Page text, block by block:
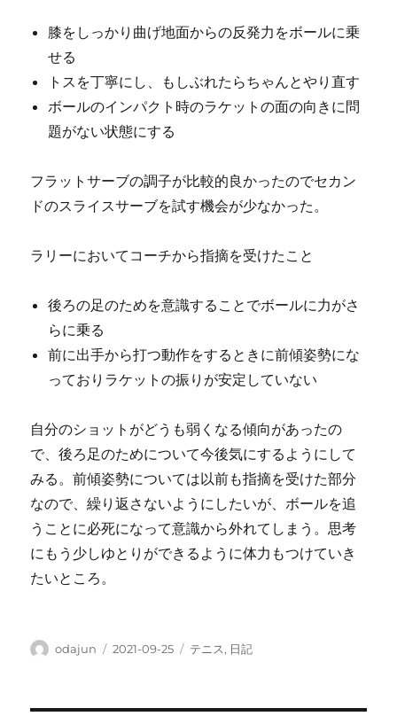
膝をしっかり曲げ地面からの反発力をボールに乗
せる
トスを丁寧にし、もしぶれたらちゃんとやり直す
ボールのインパクト時のラケットの面の向きに問
題がない状態にする
フラットサーブの調子が比較的良かったのでセカン
ドのスライスサーブを試す機会が少なかった。
ラリーにおいてコーチから指摘を受けたこと
後ろの足のためを意識することでボールに力がさ
らに乗る
前に出手から打つ動作をするときに前傾姿勢にな
っておりラケットの振りが安定していない
自分のショットがどうも弱くなる傾向があったの
で、後ろ足のためについて今後気にするようにして
みる。前傾姿勢については以前も指摘を受けた部分
なので、繰り返さないようにしたいが、ボールを追
うことに必死になって意識から外れてしまう。思考
にもう少しゆとりができるように体力もつけていき
たいところ。
投
odajun
投
2021-09-25
カ
テニス, 日記